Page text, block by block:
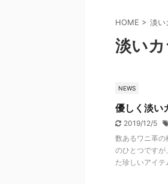
HOME > 淡い
淡い
NEWS
優しく淡い
2019/12/5
数あるワニ革
のひとつですが
た珍しいアイテ